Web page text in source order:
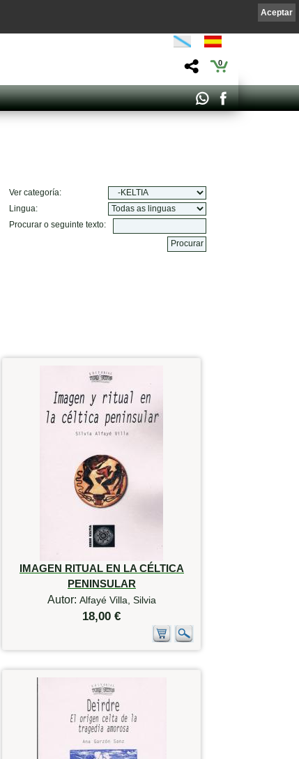
0
Ver categoría:
Lingua:
Procurar o seguinte texto:
IMAGEN RITUAL EN LA CÉLTICA
PENINSULAR
Autor: Alfayé Villa, Silvia
18,00 €
Aceptar